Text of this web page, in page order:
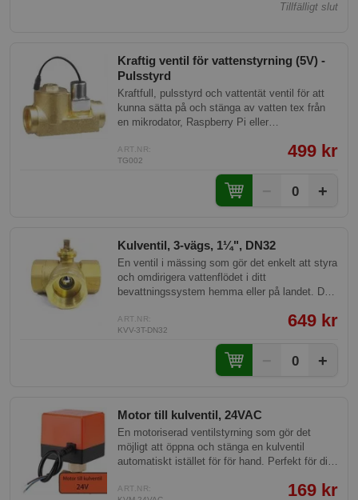
Tillfälligt slut
Kraftig ventil för vattenstyrning (5V) -
Pulsstyrd
Kraftfull, pulsstyrd och vattentät ventil för att
kunna sätta på och stänga av vatten tex från
en mikrodator, Raspberry Pi eller
ART.NR:
TG002
499 kr
0 +
Kulventil, 3-vägs, 1¼", DN32
En ventil i mässing som gör det enkelt att styra
och omdirigera vattenflödet i ditt
bevattningssystem hemma eller på landet. Du
genom att ansluta en separat motor (12V, 24V
eller 230V). Perfekt för automatisk bevattning
eller större vattenledningssystem som kräver
ART.NR:
KVV-3T-DN32
649 kr
0 +
Motor till kulventil, 24VAC
En motoriserad ventilstyrning som gör det
möjligt att öppna och stänga en kulventil
automatiskt istället för för hand. Perfekt för dig
på fritidshuset eller i en bevattningsanläggning
ART.NR:
169 kr